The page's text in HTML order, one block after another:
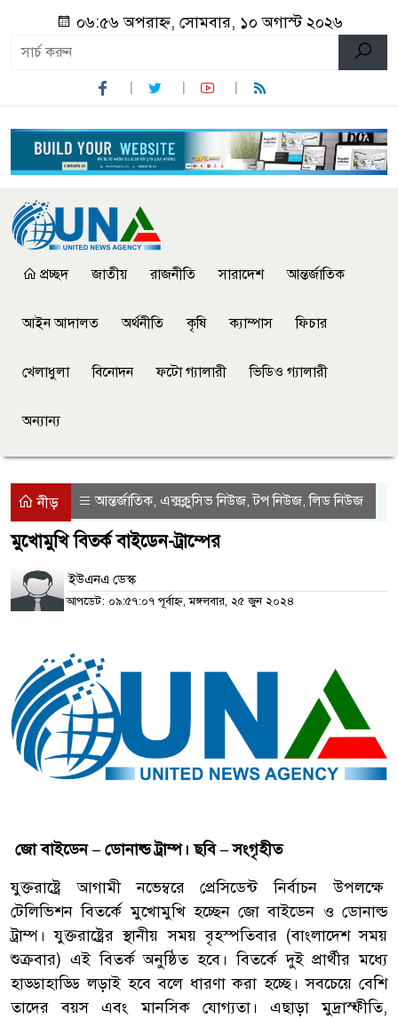
০৬:৫৬ অপরাহ্ন, সোমবার, ১০ অগাস্ট ২০২৬
প্রচ্ছদ জাতীয় রাজনীতি সারাদেশ আন্তর্জাতিক
আইন আদালত অর্থনীতি কৃষি ক্যাম্পাস ফিচার
খেলাধুলা বিনোদন ফটো গ্যালারী ভিডিও গ্যালারী
অন্যান্য
নীড় আন্তর্জাতিক, এক্সক্লুসিভ নিউজ,টপ নিউজ,লিড নিউজ
মুখোমুখি বিতর্ক বাইডেন-ট্রাম্পের
ইউএনএ ডেস্ক
আপডেট: ০৯:৫৭:০৭ পূর্বাহ্ন, মঙ্গলবার, ২৫ জুন ২০২৪
জো বাইডেন – ডোনাল্ড ট্রাম্প। ছবি – সংগৃহীত
যুক্তরাষ্ট্রে আগামী নভেম্বরে প্রেসিডেন্ট নির্বাচন উপলক্ষে
টেলিভিশন বিতর্কে মুখোমুখি হচ্ছেন জো বাইডেন ও ডোনাল্ড
ট্রাম্প। যুক্তরাষ্ট্রের স্থানীয় সময় বৃহস্পতিবার (বাংলাদেশ সময়
শুক্রবার) এই বিতর্ক অনুষ্ঠিত হবে। বিতর্কে দুই প্রার্থীর মধ্যে
হাড্ডাহাড্ডি লড়াই হবে বলে ধারণা করা হচ্ছে। সবচেয়ে বেশি
তাদের বয়স এবং মানসিক যোগ্যতা। এছাড়া মুদ্রাস্ফীতি,